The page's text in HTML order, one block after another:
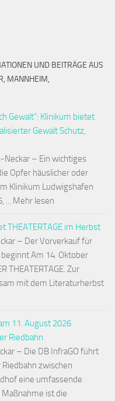
UND BEITRÄGE AUS
MANNHEIM,
Gewalt“: Klinikum bietet
Gewalt Schutz,
– Ein wichtiges
Opfer häuslicher oder
Klinikum Ludwigshafen
... Mehr lesen
im Herbst
– Der Vorverkauf für
Am 14. Oktober
THEATERTAGE. Zur
mit dem Literaturherbst
11. August 2026
Riedbahn
– Die DB InfraGO führt
zwischen
eine umfassende
ist die